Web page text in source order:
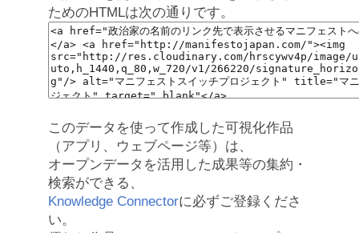
ためのHTMLは次の通りです。
このデータを使って作成した可視化作品
（アプリ、ウェブページ等）は、
オープンデータを活用した成果等の集約・
検索ができる、
Knowledge Connectorに必ずご登録くださ
い。